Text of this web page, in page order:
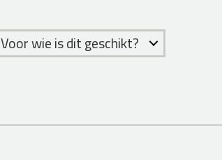
Voor wie is dit geschikt?